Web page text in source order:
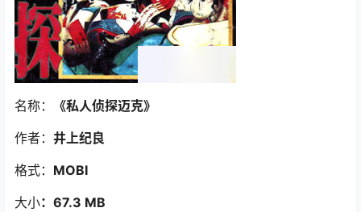
名称：
《私人侦探迈克》
作者： 井上纪良
格式： MOBI
大小：67.3 MB